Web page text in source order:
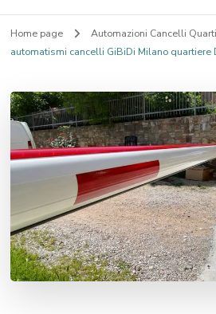
Home page
Automazioni Cancelli
automatismi cancelli GiBiDi Milano quartiere